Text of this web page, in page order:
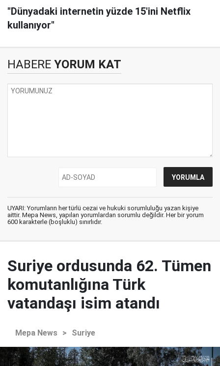
"Dünyadaki internetin yüzde 15'ini Netflix
kullanıyor"
HABERE YORUM KAT
UYARI: Yorumların her türlü cezai ve hukuki sorumluluğu yazan kişiye
aittir. Mepa News, yapılan yorumlardan sorumlu değildir. Her bir yorum
600 karakterle (boşluklu) sınırlıdır.
Suriye ordusunda 62. Tümen
komutanlığına Türk
vatandaşı isim atandı
Mepa News > Suriye